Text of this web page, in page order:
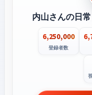
内山さんの日
6,250,000
登録者数